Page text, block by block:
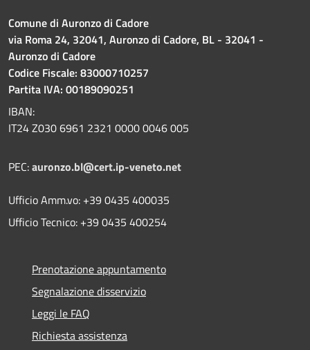
Comune di Auronzo di Cadore
via Roma 24, 32041, Auronzo di Cadore, BL - 32041 -
Auronzo di Cadore
Codice Fiscale: 83000710257
Partita IVA: 00189090251
IBAN:
IT24 Z030 6961 2321 0000 0046 005
PEC:auronzo.bl@cert.ip-veneto.net
Ufficio Amm.vo: +39 0435 400035
Ufficio Tecnico: +39 0435 400254
Prenotazione appuntamento
Segnalazione disservizio
Leggi le FAQ
Richiesta assistenza